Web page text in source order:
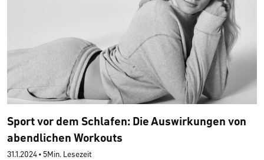
Sport vor dem Schlafen: Die Auswirkungen von
abendlichen Workouts
31.1.2024 • 5Min. Lesezeit